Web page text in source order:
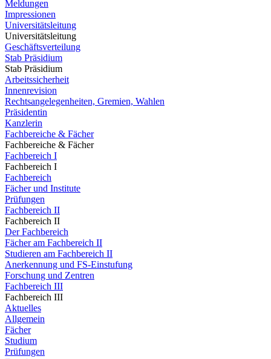
Meldungen
Impressionen
Universitätsleitung
Universitätsleitung
Geschäftsverteilung
Stab Präsidium
Stab Präsidium
Arbeitssicherheit
Innenrevision
Rechtsangelegenheiten, Gremien, Wahlen
Präsidentin
Kanzlerin
Fachbereiche & Fächer
Fachbereiche & Fächer
Fachbereich I
Fachbereich I
Fachbereich
Fächer und Institute
Prüfungen
Fachbereich II
Fachbereich II
Der Fachbereich
Fächer am Fachbereich II
Studieren am Fachbereich II
Anerkennung und FS-Einstufung
Forschung und Zentren
Fachbereich III
Fachbereich III
Aktuelles
Allgemein
Fächer
Studium
Prüfungen